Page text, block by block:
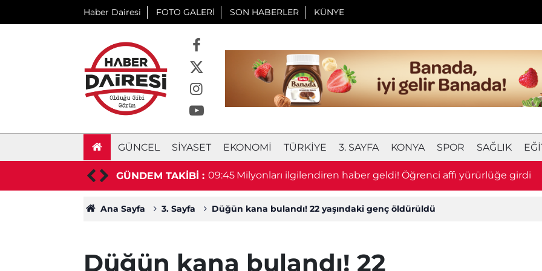
Haber Dairesi FOTO GALERİ SON HABERLER KÜNYE
GÜNCEL SIYASET EKONOMI TÜRKIYE 3. SAYFA KONYA SPOR SAĞLIK
GÜNDEM TAKİBİ : 09:45 Milyonları ilgilendiren haber geldi! Öğrenci affı yürürlüğe girdi
Ana Sayfa 3. Sayfa Düğün kana bulandı! 22 yaşındaki genç öldürüldü
Düğün kana bulandı! 22